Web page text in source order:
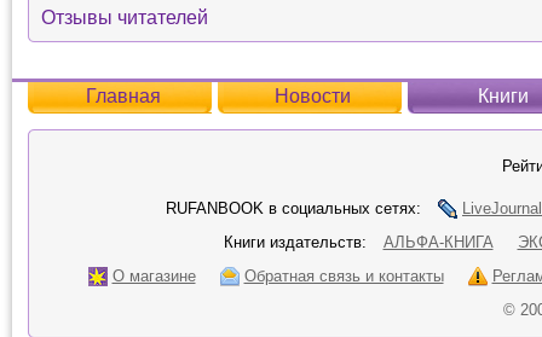
Отзывы читателей
Главная Новости Книги
RUFANBOOK в социальных сетях:
LiveJournal
Книги издательств:
АЛЬФА-КНИГА
О магазине
Обратная связь и контакты
©